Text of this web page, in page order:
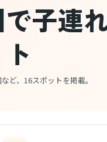
子連
ど、16スポットを掲載。